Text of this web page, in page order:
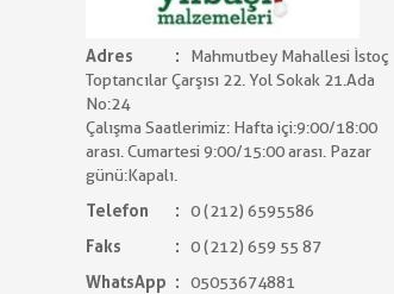
Adres
Mahmutbey Mahallesi İstoç
Toptancılar Çarşısı 22. Yol Sokak 21.Ada
No:24
Çalışma Saatlerimiz: Hafta içi:9:00/18:00
arası. Cumartesi 9:00/15:00 arası. Pazar
günü:Kapalı.
Telefon
0 (212) 6595586
Faks
0 (212) 659 55 87
WhatsApp
05053674881